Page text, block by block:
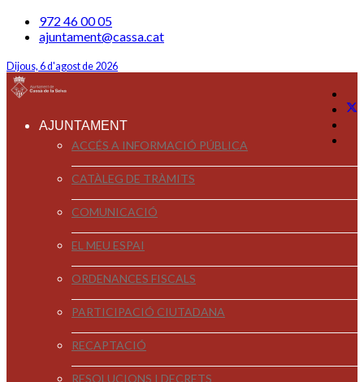
972 46 00 05
ajuntament@cassa.cat
Dijous, 6 d'agost de 2026
AJUNTAMENT
ACCÉS A INFORMACIÓ PÚBLICA
CATÀLEG DE TRÀMITS
COMUNICACIÓ
EL MEU ESPAI
ORDENANCES FISCALS
PARTICIPACIÓ CIUTADANA
RECAPTACIÓ
RESOLUCIONS I DECRETS